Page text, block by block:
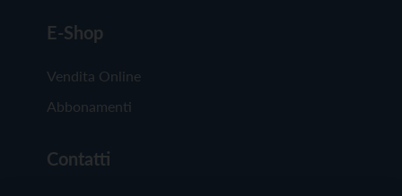
E-Shop
Vendita Online
Abbonamenti
Contatti